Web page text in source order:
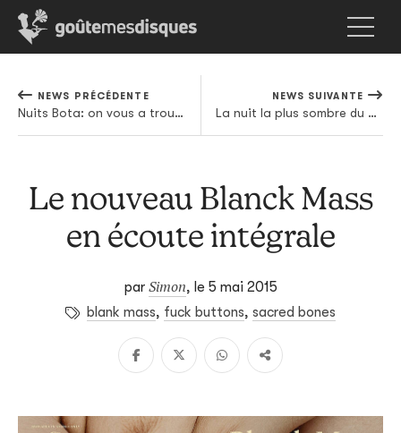
NEWS PRÉCÉDENTE
Nuits Bota: on vous a trouvé 5 bons concerts qui ne sont pas encore complets
NEWS SUIVANTE
La nuit la plus sombre du black metal norvégien adaptée au cinéma
Le nouveau Blanck Mass
en écoute intégrale
par Simon, le 5 mai 2015
blank mass, fuck buttons, sacred bones